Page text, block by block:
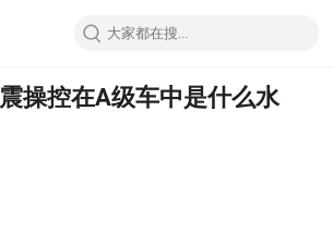
操控在A级车中是什么水